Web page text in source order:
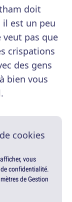
doit
il est un peu
pas que
crispations
des gens
bien vous
cookies
vous
confidentialité.
de Gestion